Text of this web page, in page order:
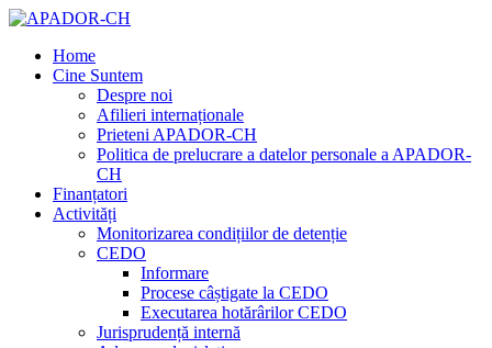
Home
Cine Suntem
Despre noi
Afilieri internaționale
Prieteni APADOR-CH
Politica de prelucrare a datelor personale a APADOR-
CH
Finanțatori
Activități
Monitorizarea condițiilor de detenție
CEDO
Informare
Procese câștigate la CEDO
Executarea hotărârilor CEDO
Jurisprudență internă